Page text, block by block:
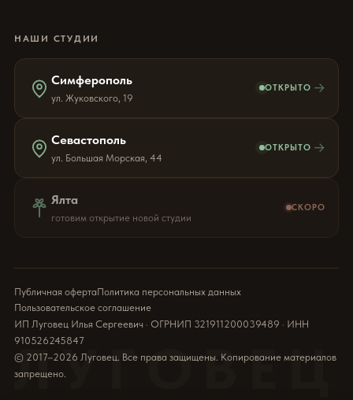
НАШИ СТУДИИ
Симферополь
ул. Жуковского, 19
ОТКРЫТО →
Севастополь
ул. Большая Морская, 44
ОТКРЫТО →
Ялта
готовим открытие новой студии
СКОРО
Публичная офертаПолитика персональных данных
Пользовательское соглашение
ИП Луговец Илья Сергеевич · ОГРНИП 321911200039489 · ИНН
910526245847
© 2017–2026 Луговец. Все права защищены. Копирование материалов
запрещено.
ЛУГОВЕЦ